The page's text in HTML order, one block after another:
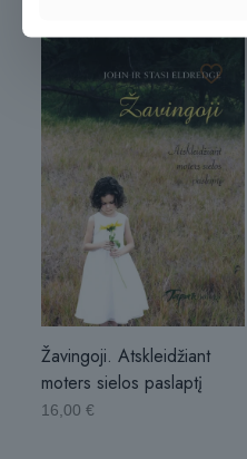
Žavingoji. Atskleidžiant
moters sielos paslaptį
16,00 €